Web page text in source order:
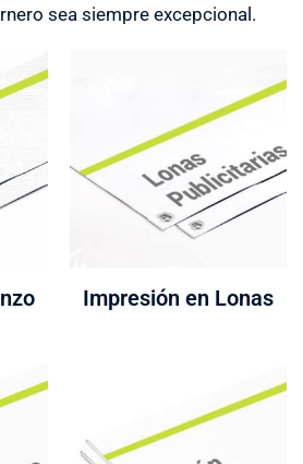
sea siempre excepcional.
Impresión en Lonas